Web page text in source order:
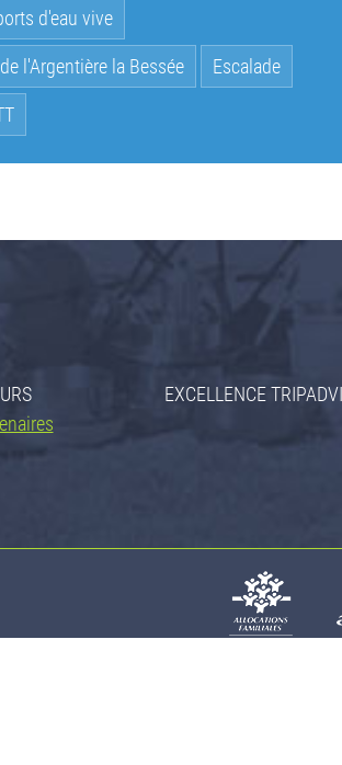
d'eau vive
l'Argentière la Bessée Escalade
EXCELLENCE